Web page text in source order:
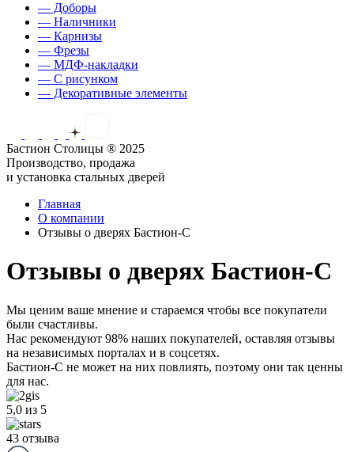
— Доборы
— Наличники
— Карнизы
— Фрезы
— МДФ-накладки
— С рисунком
— Декоративные элементы
Бастион Столицы ® 2025
Производство, продажа
и установка стальных дверей
Главная
О компании
Отзывы о дверях Бастион-С
Отзывы о дверях Бастион-С
Мы ценим ваше мнение и стараемся чтобы все покупатели
были счастливы.
Нас рекомендуют 98% наших покупателей, оставляя отзывы
на независимых порталах и в соцсетях.
Бастион-С не может на них повлиять, поэтому они так ценны
для нас.
5,0 из 5
43 отзыва